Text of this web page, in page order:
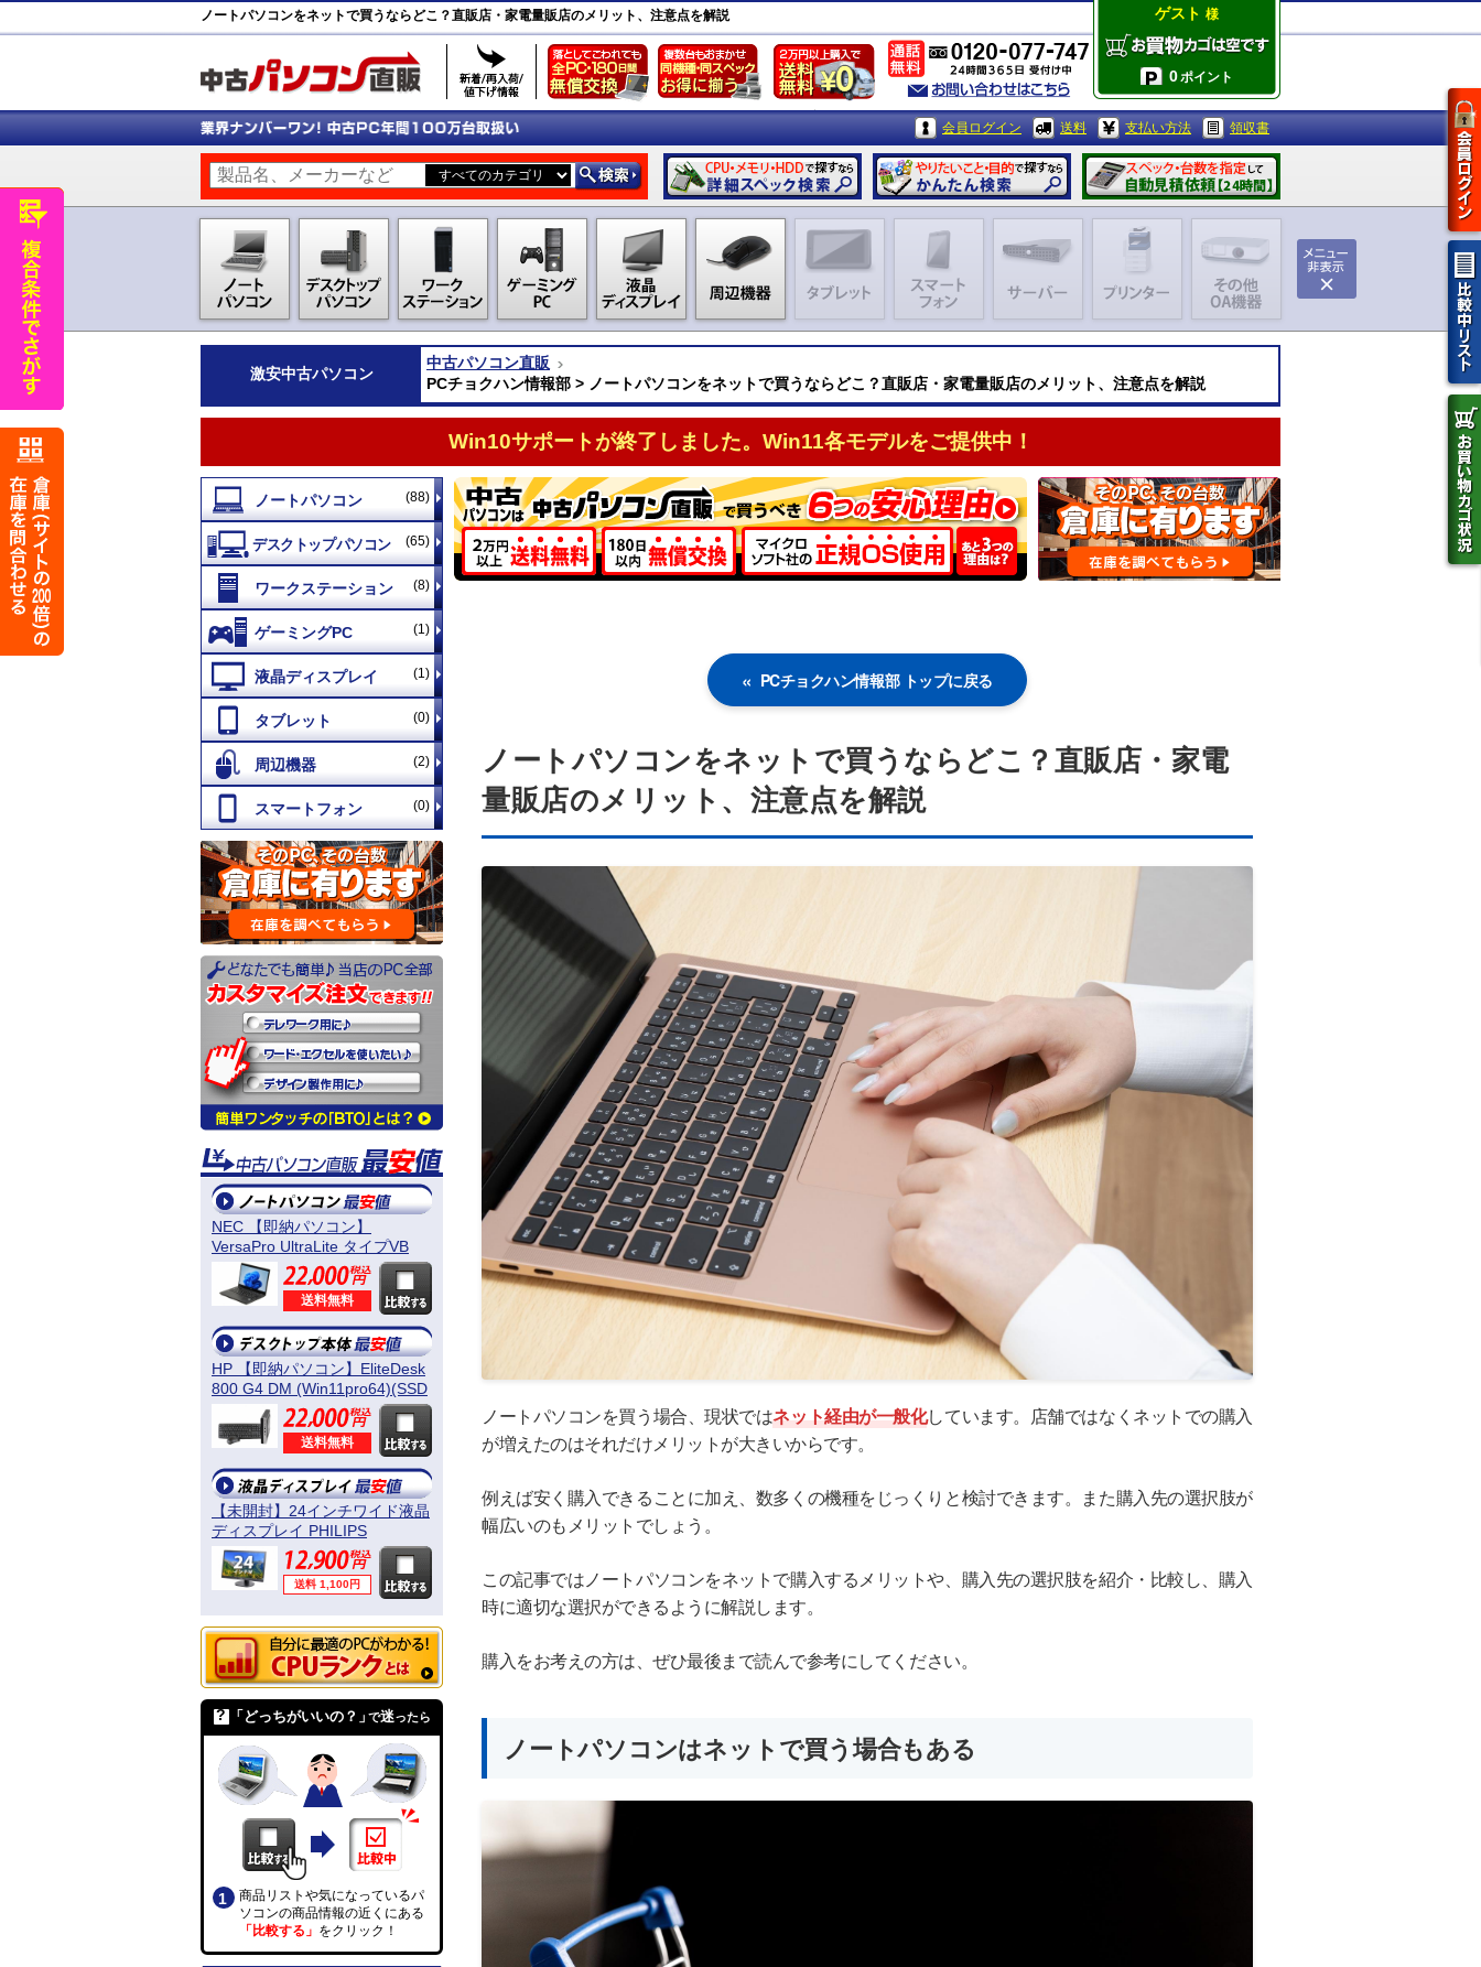
ノートパソコンをネットで買うならどこ？直販店・家電量販店のメリット、注意点を解説 ゲスト 様
0ポイント
会員ログイン 送料 支払い方法 領収書
激安中古パソコン
中古パソコン直販
PCチョクハン情報部 > ノートパソコンをネットで買うならどこ？直販店・家電量販店のメリット、注意点を解説
Win10サポートが終了しました。Win11各モデルをご提供中！
(88)
(65)
(8)
(1)
(1)
(0)
(2)
(0)
NEC 【即納パソコン】
VersaPro UltraLite タイプVB
(Win11pro64) 5N8
送料無料
HP 【即納パソコン】EliteDesk
800 G4 DM (Win11pro64)(SSD
新品) 5D8
送料無料
【未開封】24インチワイド液晶
ディスプレイ PHILIPS
241B4LPYCB/11
送料 1,100円
「どっちがいいの？」で迷ったら
商品リストや気になっているパ
ソコンの商品情報の近くにある
「比較する」 をクリック！
PCチョクハン情報部 トップに戻る
ノートパソコンをネットで買うならどこ？直販店・家電
量販店のメリット、注意点を解説
ノートパソコンを買う場合、現状ではネット経由が一般化しています。店舗ではなくネットでの購入
が増えたのはそれだけメリットが大きいからです。
例えば安く購入できることに加え、数多くの機種をじっくりと検討できます。また購入先の選択肢が
幅広いのもメリットでしょう。
この記事ではノートパソコンをネットで購入するメリットや、購入先の選択肢を紹介・比較し、購入
時に適切な選択ができるように解説します。
購入をお考えの方は、ぜひ最後まで読んで参考にしてください。
ノートパソコンはネットで買う場合もある